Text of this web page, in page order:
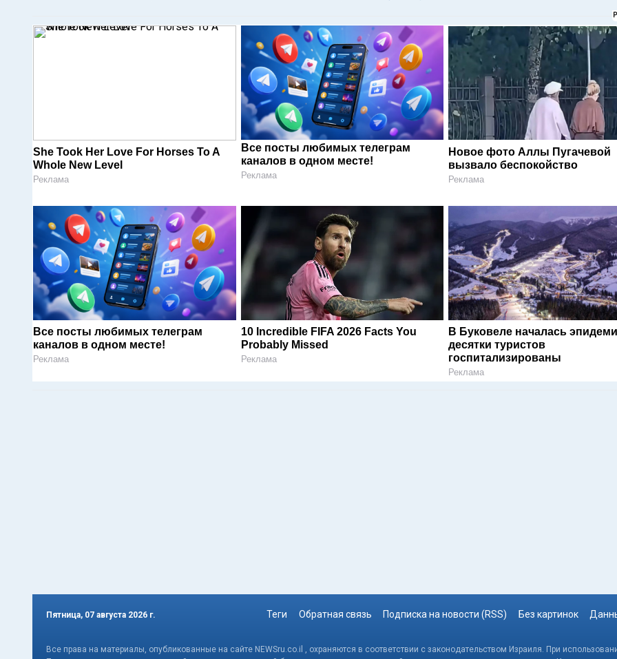
She Took Her Love For Horses To A
Whole New Level
Реклама
Все посты любимых телеграм
каналов в одном месте!
Реклама
Новое фото Аллы Пугачевой
вызвало беспокойство
Реклама
Все посты любимых телеграм
каналов в одном месте!
Реклама
10 Incredible FIFA 2026 Facts You
Probably Missed
Реклама
В Буковеле началась
десятки туристов
госпитализированы
Реклама
Пятница, 07 августа 2026 г. Теги Обратная связь Подписка на новости (RSS) Без картинок
Все права на материалы, опубликованные на сайте NEWSru.co.il , охраняются в соответствии с законодательством Израиля. При